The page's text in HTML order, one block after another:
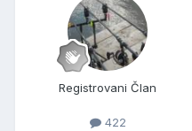
Registrovani Član
422